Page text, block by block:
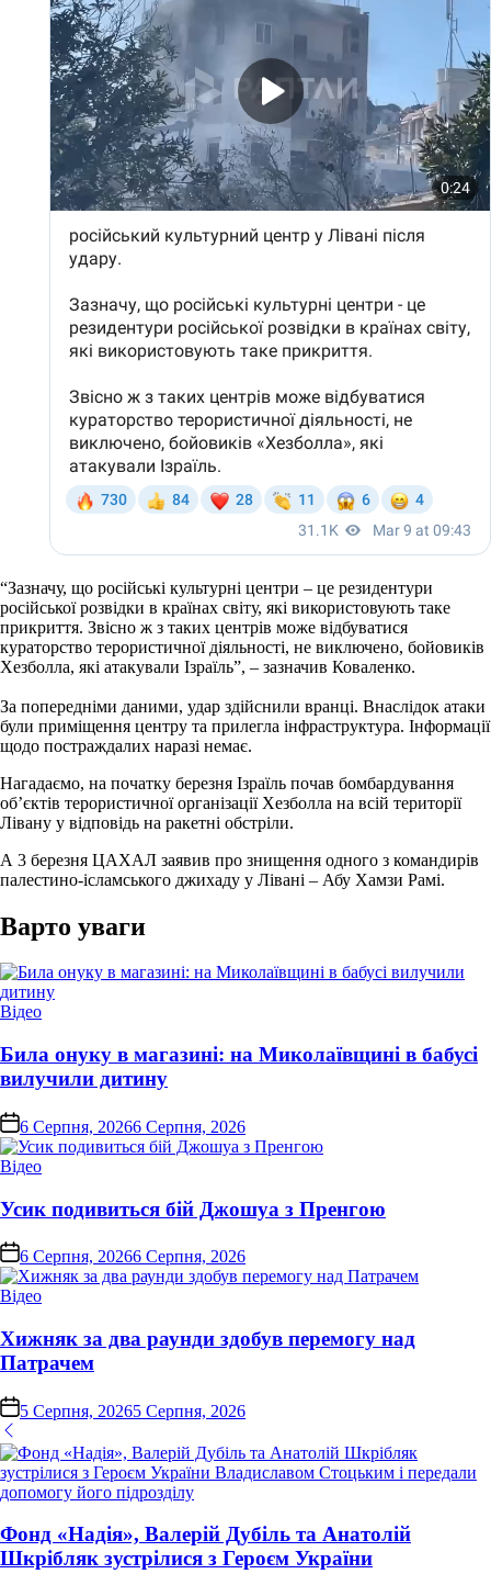
“Зазначу, що російські культурні центри – це резидентури
російської розвідки в країнах світу, які використовують таке
прикриття. Звісно ж з таких центрів може відбуватися
кураторство терористичної діяльності, не виключено, бойовиків
Хезболла, які атакували Ізраїль”, – зазначив Коваленко.
За попередніми даними, удар здійснили вранці. Внаслідок атаки
були приміщення центру та прилегла інфраструктура. Інформації
щодо постраждалих наразі немає.
Нагадаємо, на початку березня Ізраїль почав бомбардування
об’єктів терористичної організації Хезболла на всій території
Лівану у відповідь на ракетні обстріли.
А 3 березня ЦАХАЛ заявив про знищення одного з командирів
палестино-ісламського джихаду у Лівані – Абу Хамзи Рамі.
Варто уваги
Опублікувати
Відео
Била онуку в магазині: на Миколаївщині в бабусі
вилучили дитину
on6 Серпня, 20266 Серпня, 2026
Опублікувати
Відео
Усик подивиться бій Джошуа з Пренгою
on6 Серпня, 20266 Серпня, 2026
Опублікувати
Відео
Хижняк за два раунди здобув перемогу над
Патрачем
on 5 Серпня, 20265 Серпня, 2026
Фонд «Надія», Валерій Дубіль та Анатолій
Шкрібляк зустрілися з Героєм України